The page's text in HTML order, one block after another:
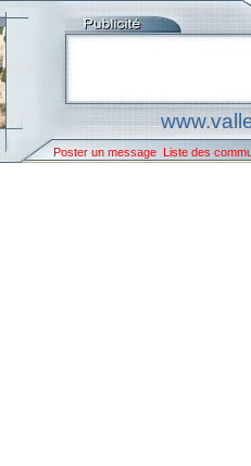
Poster un message Liste des